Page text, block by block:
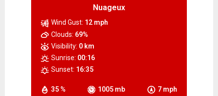
Nuageux
35 % 1005 mb 7 mph
Wind Gust: 12 mph
Clouds: 69%
Visibility: 0 km
Sunrise: 00:16
Sunset: 16:35